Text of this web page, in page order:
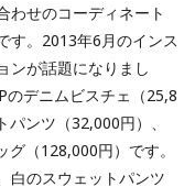
わせのコーディネート
す。2013年6月のインス
ンが話題になりまし
のデニムビスチェ（25,8
ンツ（32,000円）、
（128,000円）です。
白のスウェットパンツ